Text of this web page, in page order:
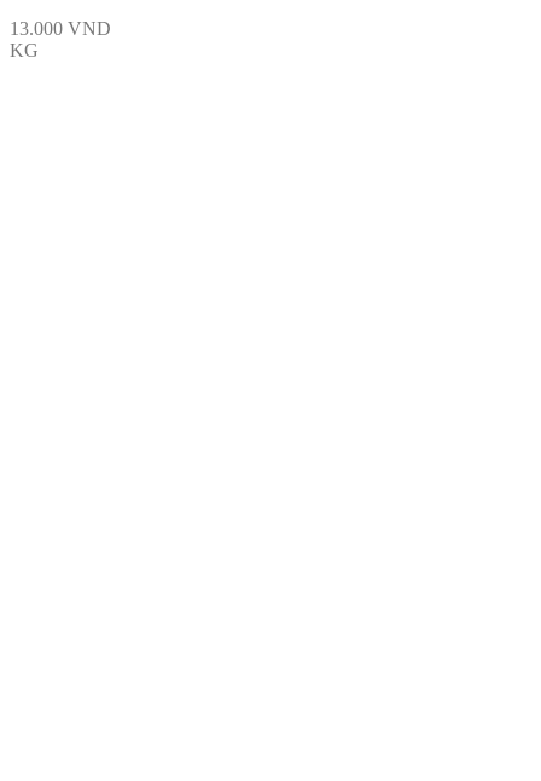
13.000 VND
KG